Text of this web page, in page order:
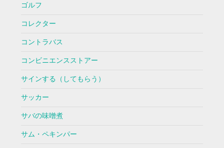
ゴルフ
コレクター
コントラバス
コンビニエンスストアー
サインする（してもらう）
サッカー
サバの味噌煮
サム・ペキンパー